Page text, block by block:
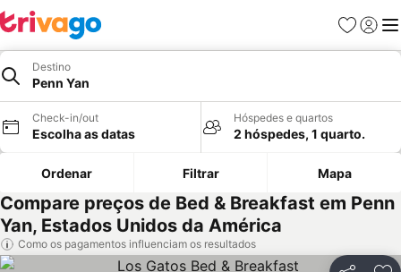
Favoritos
Iniciar
Destino
Penn Yan
Check-in/out
Escolha as datas
Hóspedes e quartos
2 hóspedes, 1 quarto.
Ordenar Filtrar Mapa
Compare preços de Bed & Breakfast em Penn
Yan, Estados Unidos da América
Como os pagamentos influenciam os resultados